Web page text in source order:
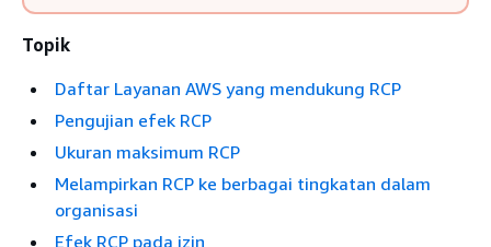
Topik
Daftar Layanan AWS yang mendukung RCP
Pengujian efek RCP
Ukuran maksimum RCP
Melampirkan RCP ke berbagai tingkatan dalam
organisasi
Efek RCP pada izin